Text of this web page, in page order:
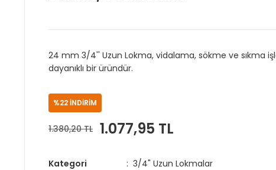
24 mm 3/4'' Uzun Lokma, vidalama, sökme ve sıkma
dayanıklı bir üründür.
%22 İNDİRİM
1.380,20 TL 1.077,95 TL
Kategori
3/4" Uzun Lokmalar